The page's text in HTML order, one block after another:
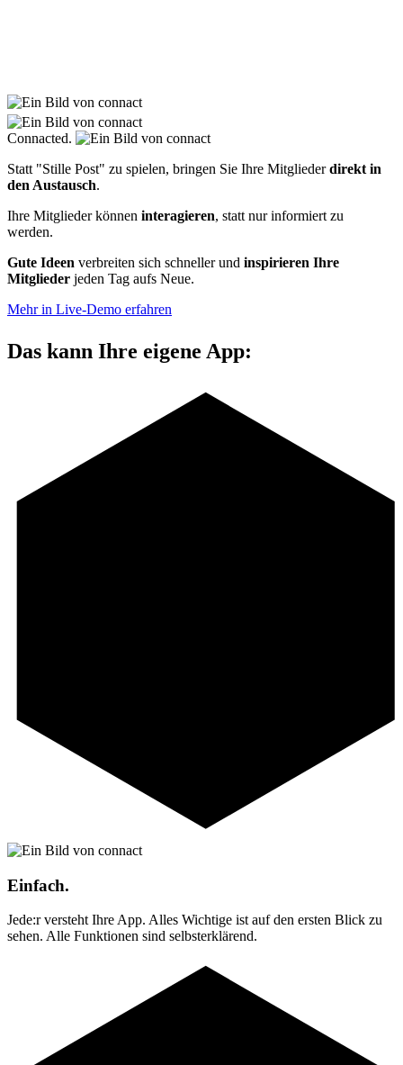
Connacted.
Statt "Stille Post" zu spielen, bringen Sie Ihre Mitgliederdirekt in
den Austausch.
Ihre Mitglieder können interagieren, statt nur informiert zu
werden.
Gute Ideen verbreiten sich schneller und inspirieren Ihre
Mitglieder jeden Tag aufs Neue.
Mehr in Live-Demo erfahren
Das kann Ihre eigene App:
Einfach.
Jede:r versteht Ihre App. Alles Wichtige ist auf den ersten Blick zu
sehen. Alle Funktionen sind selbsterklärend.